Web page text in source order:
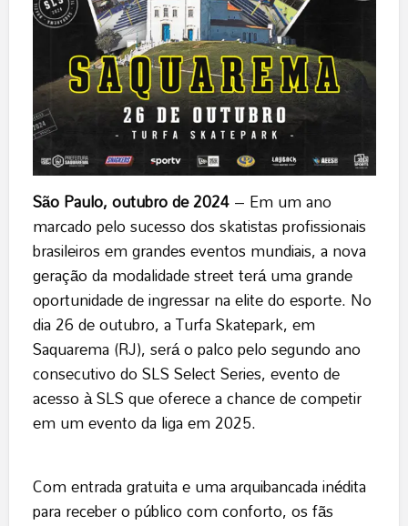
São Paulo, outubro de 2024– Em um ano
marcado pelo sucesso dos skatistas profissionais
brasileiros em grandes eventos mundiais, a nova
geração da modalidade street terá uma grande
oportunidade de ingressar na elite do esporte. No
dia 26 de outubro, a Turfa Skatepark, em
Saquarema (RJ), será o palco pelo segundo ano
consecutivo do SLS Select Series, evento de
acesso à SLS que oferece a chance de competir
em um evento da liga em 2025.
Com entrada gratuita e uma arquibancada inédita
para receber o público com conforto, os fãs